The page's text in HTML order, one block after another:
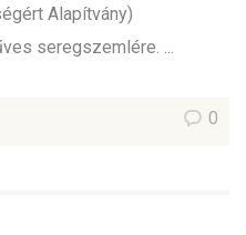
Alapítvány)
seregszemlére. ...
0